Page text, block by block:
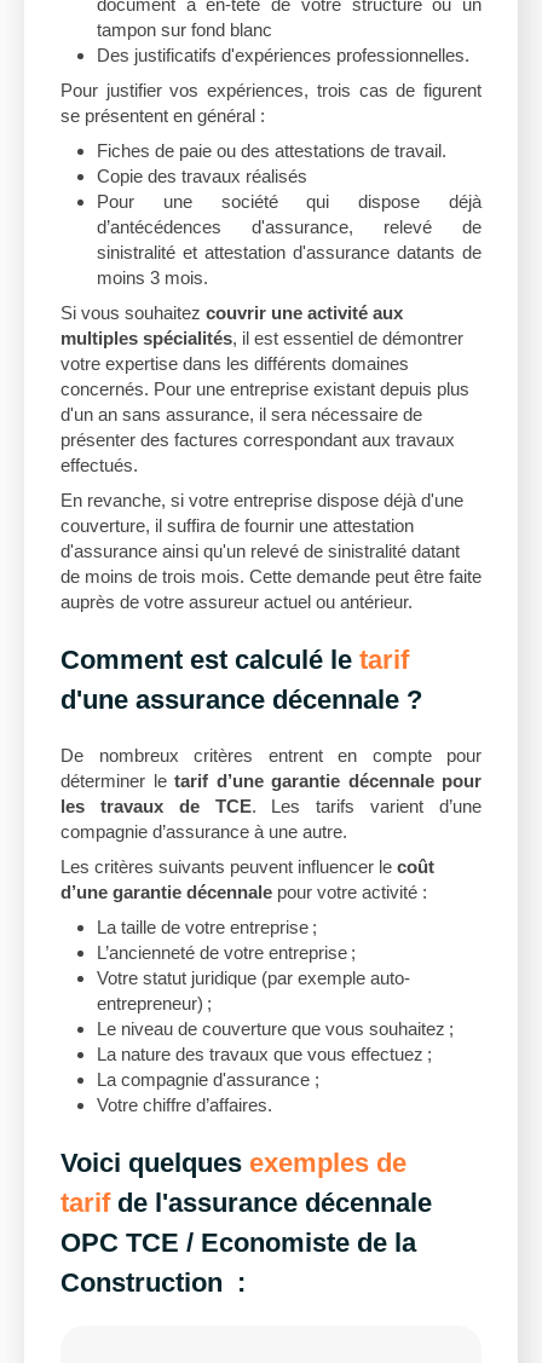
document à en-tête de votre structure ou un
tampon sur fond blanc
Des justificatifs d'expériences professionnelles.
Pour justifier vos expériences, trois cas de figurent
se présentent en général :
Fiches de paie ou des attestations de travail.
Copie des travaux réalisés
Pour une société qui dispose déjà
d’antécédences d'assurance, relevé de
sinistralité et attestation d'assurance datants de
moins 3 mois.
Si vous souhaitez couvrir une activité aux
multiples spécialités, il est essentiel de démontrer
votre expertise dans les différents domaines
concernés. Pour une entreprise existant depuis plus
d'un an sans assurance, il sera nécessaire de
présenter des factures correspondant aux travaux
effectués.
En revanche, si votre entreprise dispose déjà d'une
couverture, il suffira de fournir une attestation
d'assurance ainsi qu'un relevé de sinistralité datant
de moins de trois mois. Cette demande peut être faite
auprès de votre assureur actuel ou antérieur.
Comment est calculé le tarif
d'une assurance décennale ?
De nombreux critères entrent en compte pour
déterminer le tarif d’une garantie décennale pour
les travaux de TCE. Les tarifs varient d’une
compagnie d’assurance à une autre.
Les critères suivants peuvent influencer le coût
d’une garantie décennale pour votre activité :
La taille de votre entreprise ;
L’ancienneté de votre entreprise ;
Votre statut juridique (par exemple auto-
entrepreneur) ;
Le niveau de couverture que vous souhaitez ;
La nature des travaux que vous effectuez ;
La compagnie d'assurance ;
Votre chiffre d’affaires.
Voici quelques exemples de
tarifde l'assurance décennale
OPC TCE / Economiste de la
Construction :